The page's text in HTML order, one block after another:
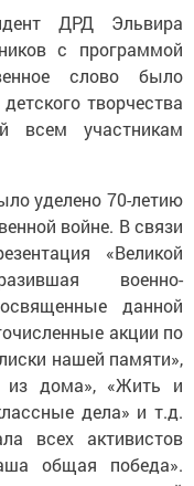
ДРД Эльвира
с программой
слово было
творчества
всем участникам
уделено 70-летию
войне. В связи
«Великой
военно-
данной
акции по
нашей памяти»,
из дома», «Жить и
дела» и т.д.
всех активистов
общая победа».